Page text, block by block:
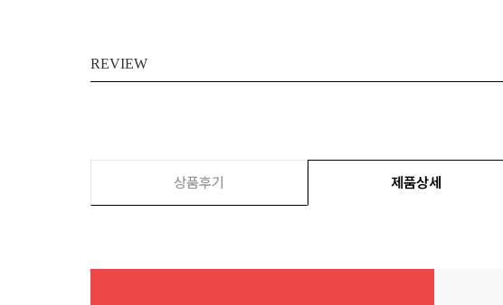
REVIEW
상품후기 제품상세